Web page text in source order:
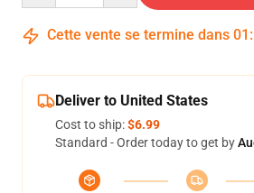
Cette vente se termine dans 01 :
Deliver to United States
Cost to ship:$6.99
Standard - Order today to get by